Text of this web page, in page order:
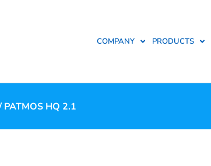
COMPANY PRODUCTS
PATMOS HQ 2.1